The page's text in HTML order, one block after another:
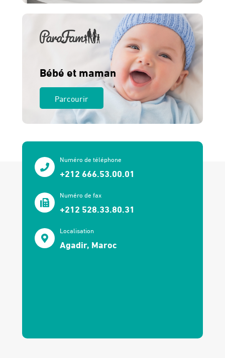
Bébé et maman
Parcourir
Numéro de téléphone
+212 666.53.00.01
Numéro de fax
+212 528.33.80.31
Localisation
Agadir, Maroc